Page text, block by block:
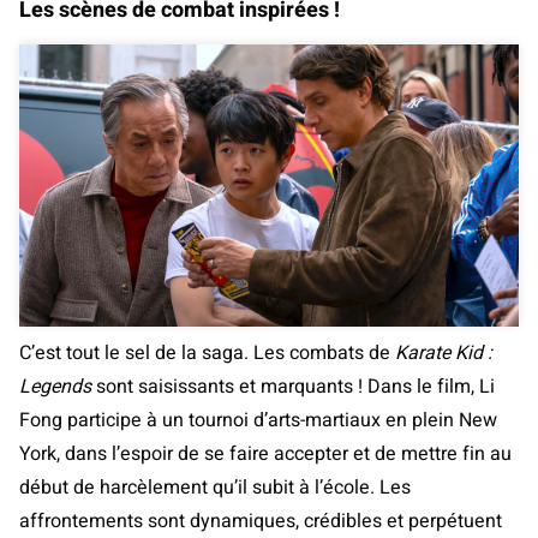
Les scènes de combat inspirées !
C’est tout le sel de la saga. Les combats de Karate Kid :
Legendssont saisissants et marquants ! Dans le film, Li
Fong participe à un tournoi d’arts-martiaux en plein New
York, dans l’espoir de se faire accepter et de mettre fin au
début de harcèlement qu’il subit à l’école. Les
affrontements sont dynamiques, crédibles et perpétuent